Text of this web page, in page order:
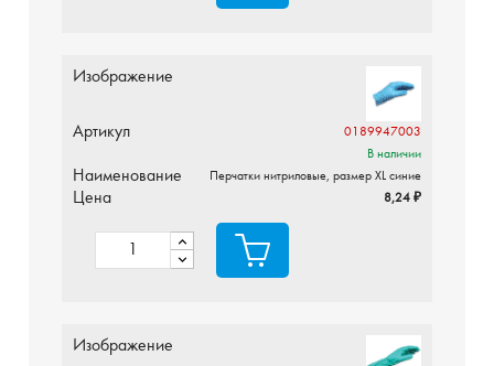
Изображение
Артикул
0189947003
В наличии
Наименование Перчатки нитриловые, размер XL синие
Цена 8,24 ₽
Изображение